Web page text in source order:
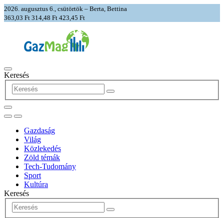
2026. augusztus 6., csütörtök – Berta, Bettina
363,03 Ft 314,48 Ft 423,45 Ft
Keresés
Gazdaság
Világ
Közlekedés
Zöld témák
Tech-Tudomány
Sport
Kultúra
Keresés